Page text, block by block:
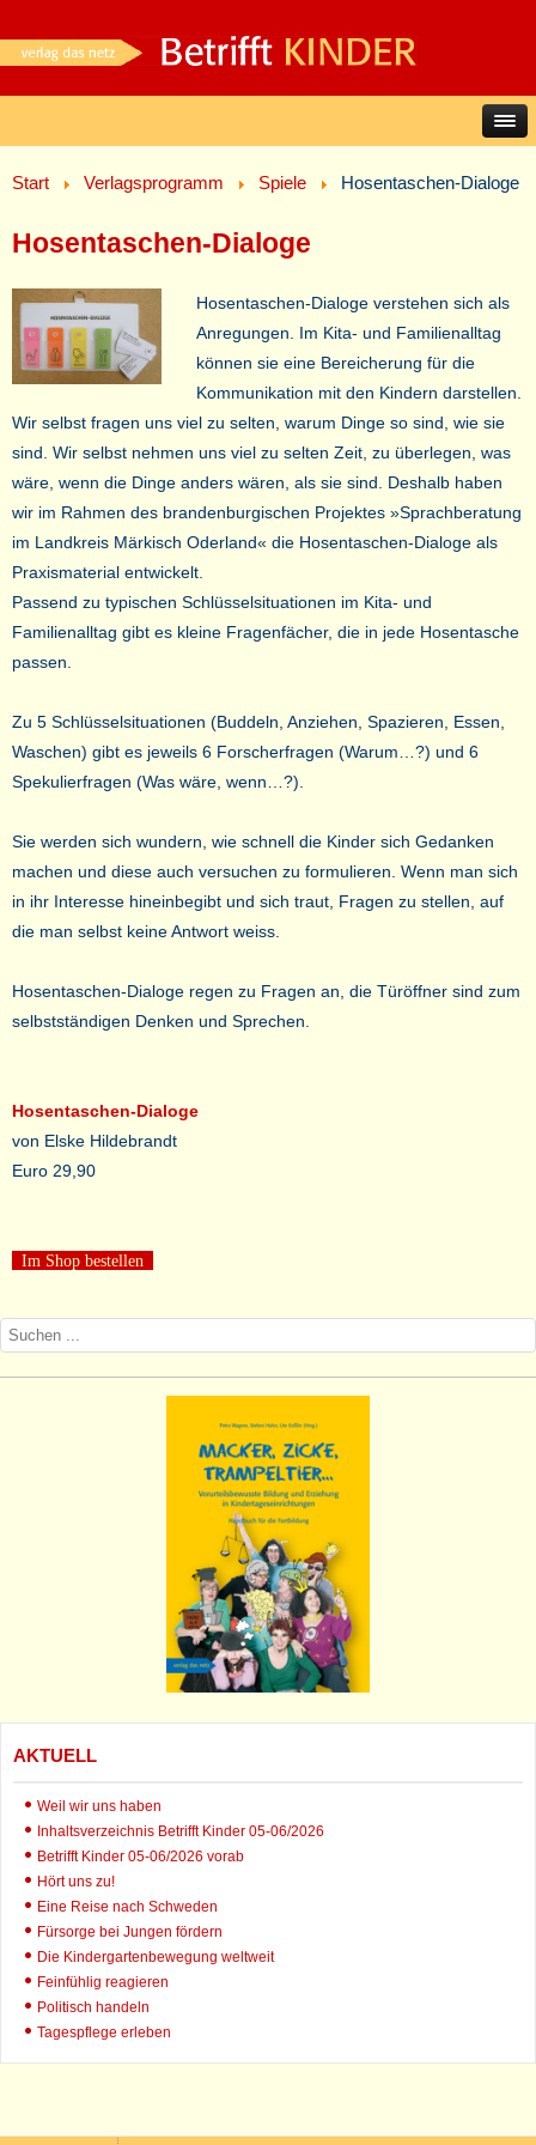
Start Verlagsprogramm Spiele Hosentaschen-Dialoge
Hosentaschen-Dialoge
Hosentaschen-Dialoge verstehen sich als
Anregungen. Im Kita- und Familienalltag
können sie eine Bereicherung für die
Kommunikation mit den Kindern darstellen.
Wir selbst fragen uns viel zu selten, warum Dinge so sind, wie sie
sind. Wir selbst nehmen uns viel zu selten Zeit, zu überlegen, was
wäre, wenn die Dinge anders wären, als sie sind. Deshalb haben
wir im Rahmen des brandenburgischen Projektes »Sprachberatung
im Landkreis Märkisch Oderland« die Hosentaschen-Dialoge als
Praxismaterial entwickelt.
Passend zu typischen Schlüsselsituationen im Kita- und
Familienalltag gibt es kleine Fragenfächer, die in jede Hosentasche
passen.
Zu 5 Schlüsselsituationen (Buddeln, Anziehen, Spazieren, Essen,
Waschen) gibt es jeweils 6 Forscherfragen (Warum…?) und 6
Spekulierfragen (Was wäre, wenn…?).
Sie werden sich wundern, wie schnell die Kinder sich Gedanken
machen und diese auch versuchen zu formulieren. Wenn man sich
in ihr Interesse hineinbegibt und sich traut, Fragen zu stellen, auf
die man selbst keine Antwort weiss.
Hosentaschen-Dialoge regen zu Fragen an, die Türöffner sind zum
selbstständigen Denken und Sprechen.
Hosentaschen-Dialoge
von Elske Hildebrandt
Euro 29,90
Im Shop bestellen
AKTUELL
Weil wir uns haben
Inhaltsverzeichnis Betrifft Kinder 05-06/2026
Betrifft Kinder 05-06/2026 vorab
Hört uns zu!
Eine Reise nach Schweden
Fürsorge bei Jungen fördern
Die Kindergartenbewegung weltweit
Feinfühlig reagieren
Politisch handeln
Tagespflege erleben